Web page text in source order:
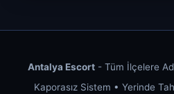
Antalya Escort - Tüm İlçelere
Kaporasız Sistem • Yerinde